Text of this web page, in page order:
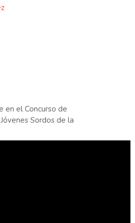
en el Concurso de
Sordos de la